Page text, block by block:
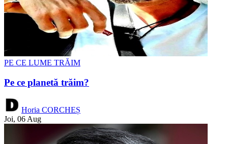
PE CE LUME TRĂIM
Pe ce planetă trăim?
Horia CORCHEȘ
Joi, 06 Aug